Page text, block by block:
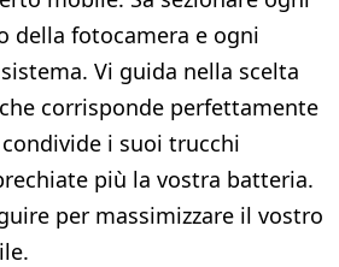
della fotocamera e ogni
Vi guida nella scelta
corrisponde perfettamente
i suoi trucchi
più la vostra batteria.
per massimizzare il vostro